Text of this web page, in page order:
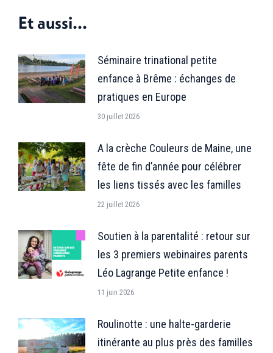
Et aussi...
Séminaire trinational petite
enfance à Brême : échanges de
pratiques en Europe
30 juillet 2026
A la crèche Couleurs de Maine, une
fête de fin d’année pour célébrer
les liens tissés avec les familles
22 juillet 2026
Soutien à la parentalité : retour sur
les 3 premiers webinaires parents
Léo Lagrange Petite enfance !
11 juin 2026
Roulinotte : une halte-garderie
itinérante au plus près des familles